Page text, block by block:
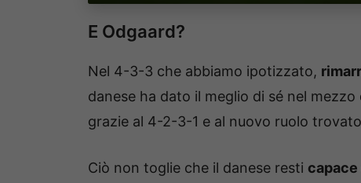
E Odgaard?
Nel 4-3-3 che abbiamo ipotizzato,
danese ha dato il meglio di sé nel
grazie al 4-2-3-1 e al nuovo ruolo
Ciò non toglie che il danese resti capace